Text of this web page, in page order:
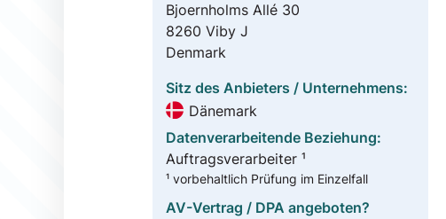
Bjoernholms Allé 30
8260 Viby J
Denmark
Sitz des Anbieters / Unternehmens:
Dänemark
Datenverarbeitende Beziehung:
Auftragsverarbeiter ¹
¹ vorbehaltlich Prüfung im Einzelfall
AV-Vertrag / DPA angeboten?